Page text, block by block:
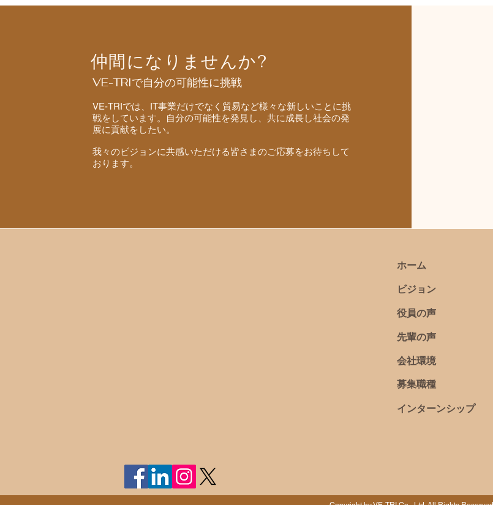
仲間になりませんか?
VE-TRIで自分の可能性に挑戦
VE-TRIでは、IT事業だけでなく貿易など様々な新しいことに挑
戦をしています。自分の可能性を発見し、共に成長し社会の発
展に貢献をしたい。
我々のビジョンに共感いただける皆さまのご応募をお待ちして
おります。
​ホーム
​ビジョン
役員の声
先輩の声
​会社環境
​募集職種
​インターンシップ